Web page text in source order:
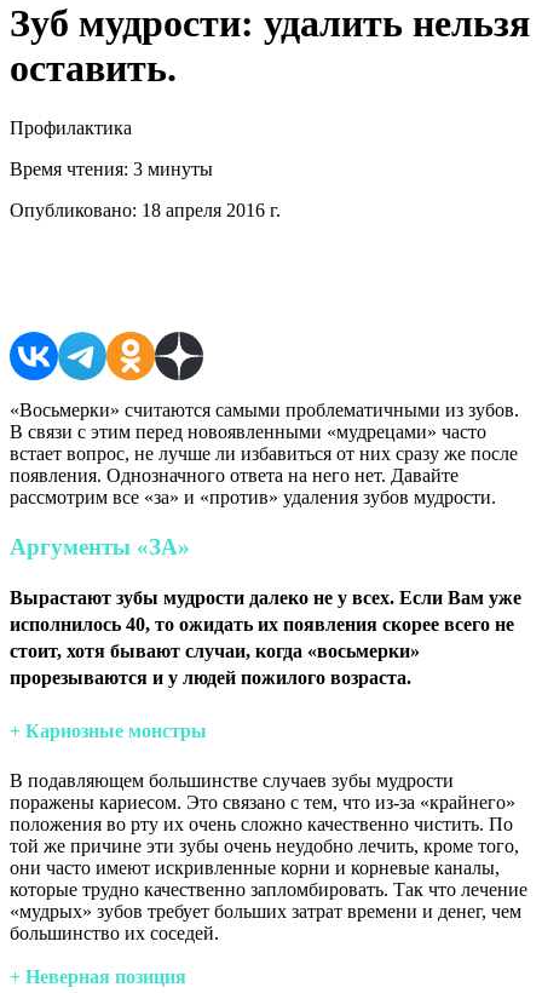
Зуб мудрости: удалить нельзя
оставить.
Профилактика
Время чтения: 3 минуты
Опубликовано: 18 апреля 2016 г.
«Восьмерки» считаются самыми проблематичными из зубов.
В связи с этим перед новоявленными «мудрецами» часто
встает вопрос, не лучше ли избавиться от них сразу же после
появления. Однозначного ответа на него нет. Давайте
рассмотрим все «за» и «против» удаления зубов мудрости.
Аргументы «ЗА»
Вырастают зубы мудрости далеко не у всех. Если Вам уже
исполнилось 40, то ожидать их появления скорее всего не
стоит, хотя бывают случаи, когда «восьмерки»
прорезываются и у людей пожилого возраста.
+ Кариозные монстры
В подавляющем большинстве случаев зубы мудрости
поражены кариесом. Это связано с тем, что из-за «крайнего»
положения во рту их очень сложно качественно чистить. По
той же причине эти зубы очень неудобно лечить, кроме того,
они часто имеют искривленные корни и корневые каналы,
которые трудно качественно запломбировать. Так что лечение
«мудрых» зубов требует больших затрат времени и денег, чем
большинство их соседей.
+ Неверная позиция